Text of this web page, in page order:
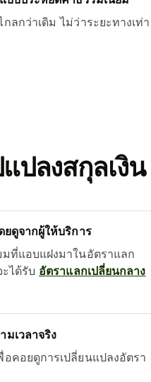
ลกว่าเดิม ไม่ว่าระยะทางเท่า
ปลงสกุลเงิน
ยดูจากผู้ให้บริการ
มที่แอบแฝงมาในอัตราแลก
ได้รับ อัตราแลกเปลี่ยนกลาง
มเวลาจริง
คอยดูการเปลี่ยนแปลงอัตรา